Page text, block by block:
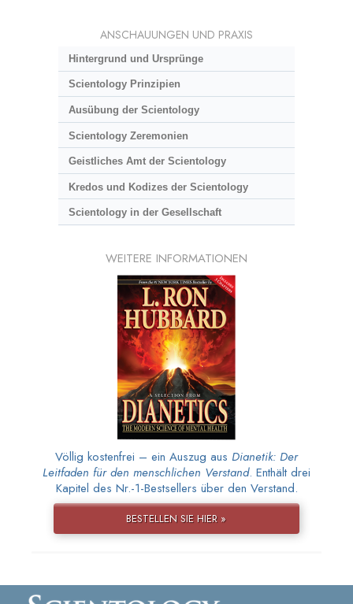
ANSCHAUUNGEN UND PRAXIS
Hintergrund und Ursprünge
Scientology Prinzipien
Ausübung der Scientology
Scientology Zeremonien
Geistliches Amt der Scientology
Kredos und Kodizes der Scientology
Scientology in der Gesellschaft
WEITERE INFORMATIONEN
Völlig kostenfrei – ein Auszug aus Dianetik: Der
Leitfaden für den menschlichen Verstand. Enthält drei
Kapitel des Nr.-1-Bestsellers über den Verstand.
BESTELLEN SIE HIER »